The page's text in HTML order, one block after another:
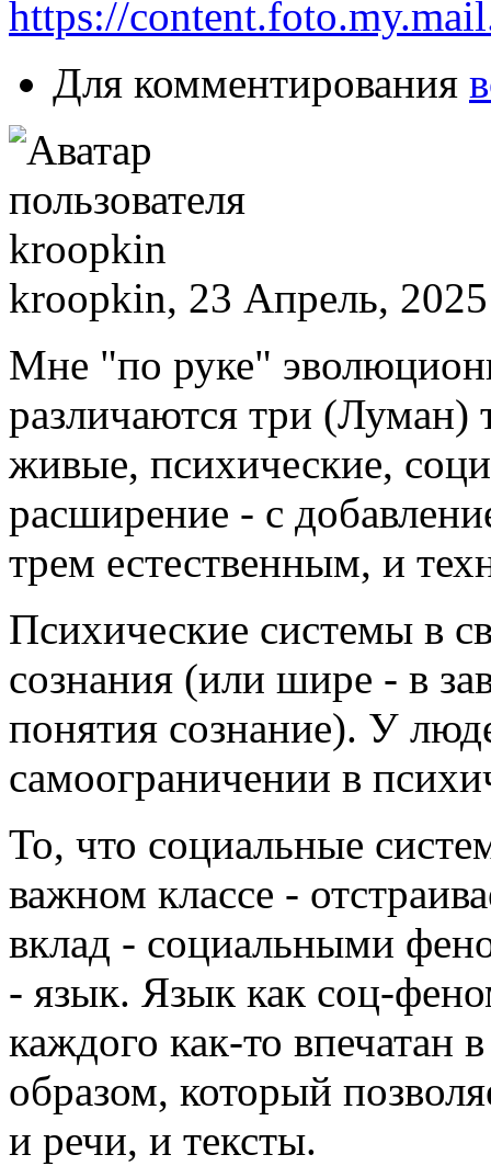
https://
Для комментирования
kroopkin, 23 Апрель,
Мне "по руке"
различаются три (Луман)
живые, психические,
расширение - с
трем естественным, и
Психические системы в
сознания (или шире - в
понятия сознание). У
самоограничении в
То, что социальные
важном классе -
вклад - социальными
- язык. Язык как соц-
каждого как-то впечатан
образом, который
и речи, и тексты.